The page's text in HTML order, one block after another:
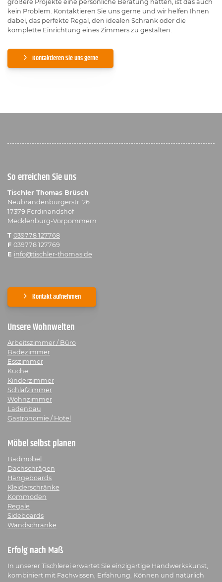
größere Projekte eine persönliche Beratung hätten, ist das auch
kein Problem. Kontaktieren Sie uns gerne und wir helfen Ihnen
dabei, das perfekte Regal, den idealen Schrank oder die
komplette Einrichtung eines Zimmers zu gestalten.
Kontaktieren Sie uns gerne
So erreichen Sie uns
Tischler Thomas Brüsch
Neubrandenburgerstr. 26
17379 Ferdinandshof
Mecklenburg-Vorpommern
T 039778 127768
F 039778 127769
E info@tischler-thomas.de
Kontakt aufnehmen
Unsere Wohnwelten
Arbeitszimmer / Büro
Badezimmer
Esszimmer
Küche
Kinderzimmer
Schlafzimmer
Wohnzimmer
Ladenbau
Gastronomie / Hotel
Möbel selbst planen
Badmöbel
Dachschrägen
Hängeboards
Kleiderschränke
Kommoden
Regale
Sideboards
Wandschränke
Erfolg nach Maß
In unserer Tischlerei erwartet Sie einzigartige Handwerkskunst,
kombiniert mit Fachwissen, Erfahrung, Können und natürlich